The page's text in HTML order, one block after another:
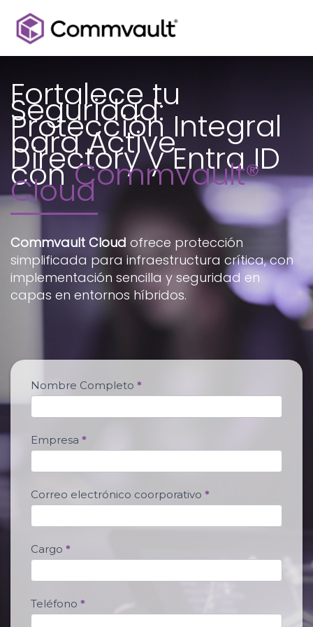
contenido
Fortalece tu
Seguridad:
Protección Integral
para Active
Directory y Entra ID
conCommvault®
Cloud
Commvault Cloud ofrece protección
simplificada para infraestructura crítica, con
implementación sencilla y seguridad en
capas en entornos híbridos.
4
3
5
6
o
m
v
a
u
t
Nombre Completo *
Empresa *
Correo electrónico coorporativo *
Cargo *
Teléfono *